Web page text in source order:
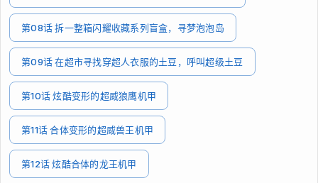
第08话 拆一整箱闪耀收藏系列盲盒，寻梦泡泡岛
第09话 在超市寻找穿超人衣服的土豆，呼叫超级土豆
第10话 炫酷变形的超威狼鹰机甲
第11话 合体变形的超威兽王机甲
第12话 炫酷合体的龙王机甲